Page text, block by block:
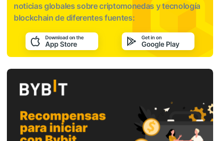
noticias globales sobre criptomonedas y tecnología
blockchain de diferentes fuentes: